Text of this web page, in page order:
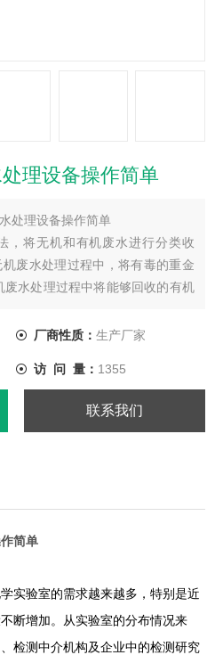
理设备操作简单
处理设备操作简单
，将无机和有机废水进行分类收
废水处理过程中，将有毒的重金
水处理过程中将能够回收的有机
分开进行收集、处理，可操作性
厂商性质： 生产厂家
访 问 量： 1355
联系我们
简单
实验室的需求越来越多，特别是近
断增加。从实验室的分布情况来
检测中介机构及企业中的检测研究